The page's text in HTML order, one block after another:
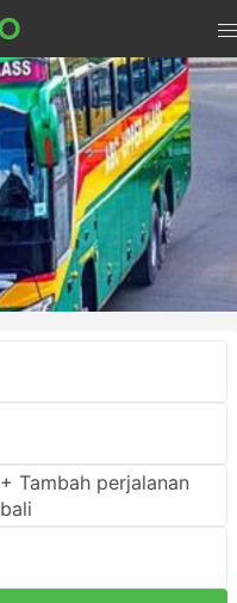
+ Tambah perjalanan
bali